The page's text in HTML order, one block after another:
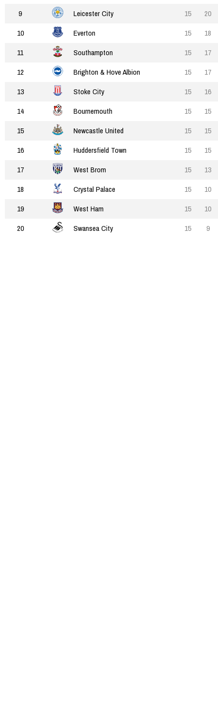
9
Leicester City 15
20
10
Everton 15
18
11
Southampton 15
17
12
Brighton & Hove Albion 15
17
13
Stoke City 15
16
14
Bournemouth 15
15
15
Newcastle United 15
15
16
Huddersfield Town 15
15
17
West Brom 15
13
18
Crystal Palace 15
10
19
West Ham 15
10
20
Swansea City 15 9